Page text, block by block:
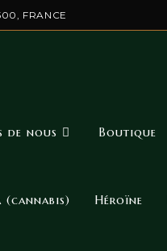
FRANCE
de nous Boutique
Héroïne